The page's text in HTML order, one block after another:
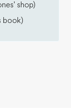
shop)
book)